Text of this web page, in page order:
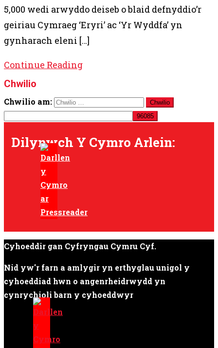
5,000 wedi arwyddo deiseb o blaid defnyddio’r
geiriau Cymraeg ‘Eryri’ ac ‘Yr Wyddfa’ yn
gynharach eleni […]
Continue Reading
Chwilio
Chwilio am:
Dilynwch Y Cymro Arlein:
Cyhoeddir gan Cyfryngau Cymru Cyf.
Nid yw'r farn a amlygir yn erthyglau unigol y
cyhoeddiad hwn o angenrheidrwydd yn
cynrychioli barn y cyhoeddwyr